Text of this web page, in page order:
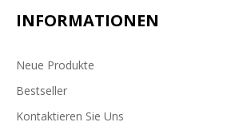
INFORMATIONEN
Neue Produkte
Bestseller
Kontaktieren Sie Uns